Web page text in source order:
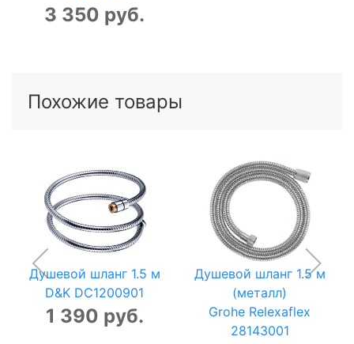
3 350 руб.
Похожие товары
Душевой шланг 1.5 м
D&K DC1200901
1 390 руб.
Душевой шланг 1.5 м
(металл)
Grohe Relexaflex
28143001